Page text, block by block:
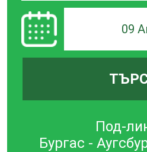
09
Под-
Бургас -